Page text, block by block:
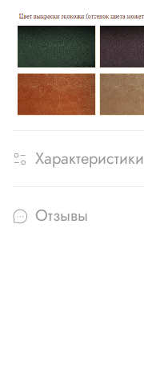
Характеристики
Отзывы